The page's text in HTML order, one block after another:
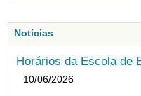
Notícias
Horários da Escola de
10/06/2026